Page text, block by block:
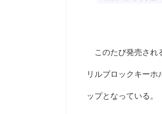
このたび発売され
リルブロックキーホ
ップとなっている。